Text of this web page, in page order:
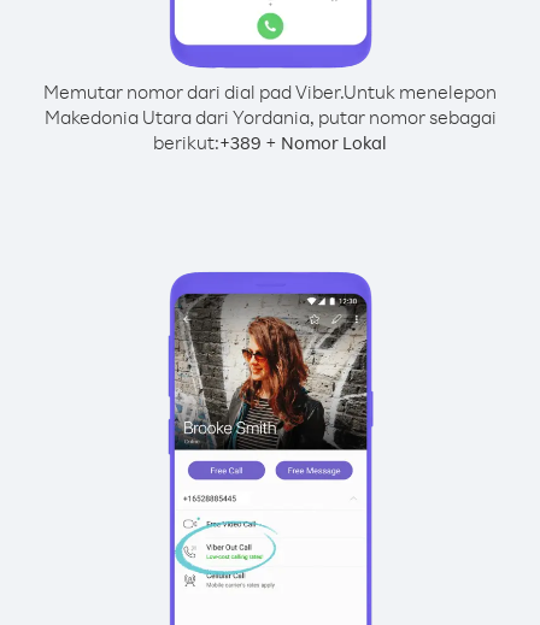
Memutar nomor dari dial pad Viber.Untuk menelepon
Makedonia Utara dari Yordania, putar nomor sebagai
berikut:+389 + Nomor Lokal